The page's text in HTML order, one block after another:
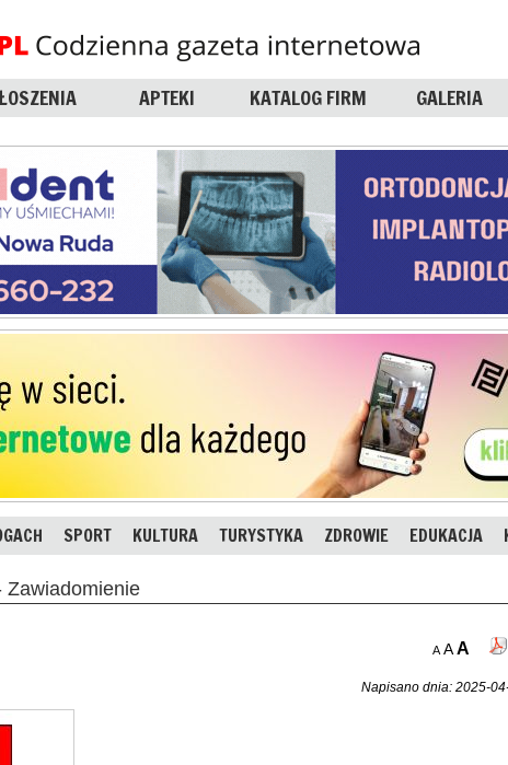
APTEKI KATALOG FIRM GALERIA
SPORT KULTURA TURYSTYKA ZDROWIE EDUKACJA
Zawiadomienie
A AA
Napisano dnia: 2025-